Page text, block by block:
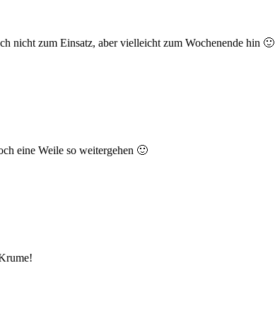
nicht zum Einsatz, aber vielleicht zum Wochenende hin 🙂
eine Weile so weitergehen 🙂